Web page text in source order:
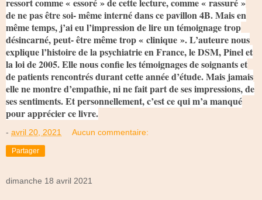
de ne pas être soi- même interné dans ce pavillon 4B. Mais en
même temps, j’ai eu l’impression de lire un témoignage trop
désincarné, peut- être même trop « clinique ». L’auteure nous
explique l’histoire de la psychiatrie en France, le DSM, Pinel et
la loi de 2005. Elle nous confie les témoignages de soignants et
de patients rencontrés durant cette année d’étude. Mais jamais
elle ne montre d’empathie, ni ne fait part de ses impressions, de
ses sentiments. Et personnellement, c’est ce qui m’a manqué
pour apprécier ce livre.
- avril 20, 2021 Aucun commentaire:
Partager
dimanche 18 avril 2021